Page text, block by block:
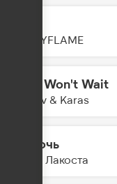
HOLLYFLAME
Time Won't Wait
Filatov & Karas
На ночь
Коста Лакоста